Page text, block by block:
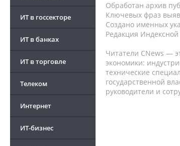
ИТ в госсекторе
ИТ в банках
ИТ в торговле
Телеком
Интернет
ИТ-бизнес
Обработан архив
Ключевых фраз
Создано именных
Редакция
Читатели CNews —
экономики:
технические
государственной
руководители и